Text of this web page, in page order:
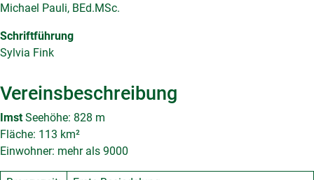
Michael Pauli, BEd.MSc.
Schriftführung
Sylvia Fink
Vereinsbeschreibung
ImstSeehöhe: 828 m
Fläche: 113 km²
Einwohner: mehr als 9000